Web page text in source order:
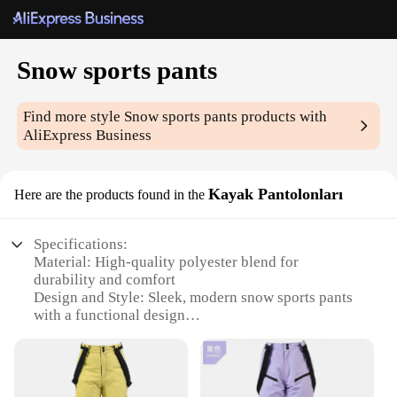
Snow sports pants
Find more style Snow sports pants products with
AliExpress Business
Here are the products found in the Kayak Pantolonları
Specifications:
Material: High-quality polyester blend for
durability and comfort
Design and Style: Sleek, modern snow sports pants
with a functional design
enthusiasts looking for versatile, high-performance
Typical Adaptive Scenario: Suitable for a range of